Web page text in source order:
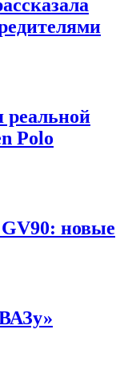
реальной
Polo
новые